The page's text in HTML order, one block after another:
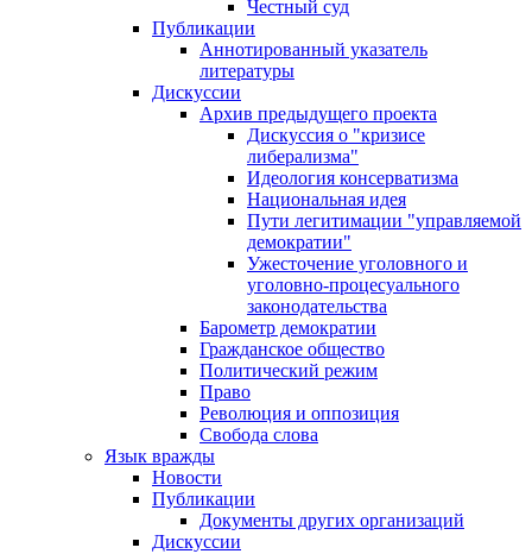
Честный суд
Публикации
Аннотированный указатель
литературы
Дискуссии
Архив предыдущего проекта
Дискуссия о "кризисе
либерализма"
Идеология консерватизма
Национальная идея
Пути легитимации "управляемой
демократии"
Ужесточение уголовного и
уголовно-процесуального
законодательства
Барометр демократии
Гражданское общество
Политический режим
Право
Революция и оппозиция
Свобода слова
Язык вражды
Новости
Публикации
Документы других организаций
Дискуссии